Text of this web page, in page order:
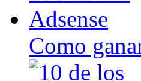
Como